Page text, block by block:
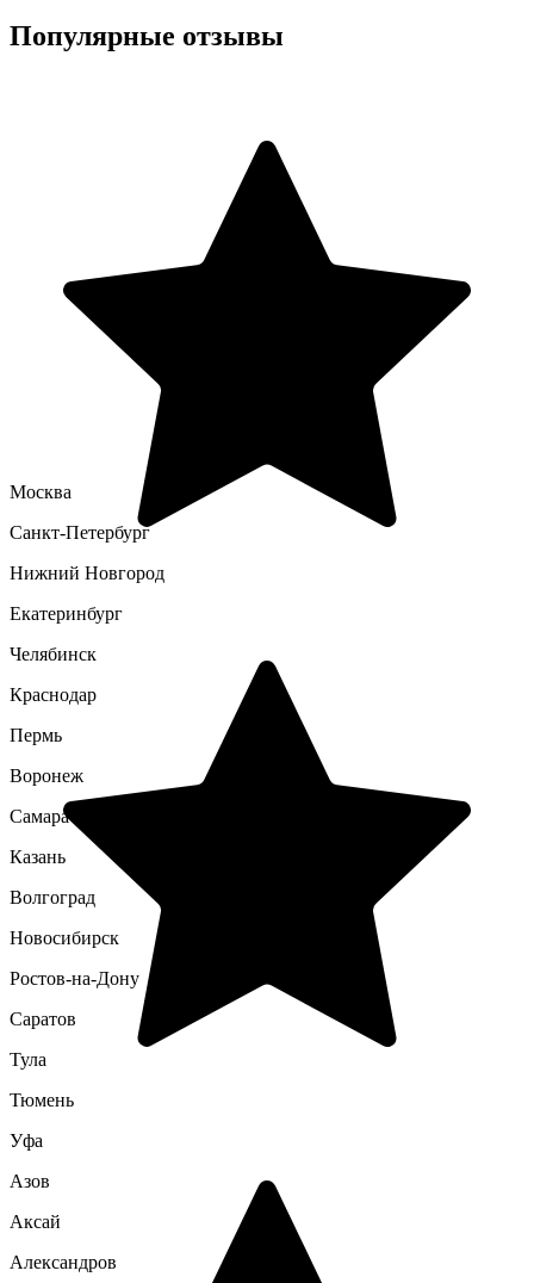
Популярные отзывы
Москва
Санкт-Петербург
Нижний Новгород
Екатеринбург
Челябинск
Краснодар
Пермь
Воронеж
Самара
Казань
Волгоград
Новосибирск
Ростов-на-Дону
Саратов
Тула
Тюмень
Уфа
Азов
Аксай
Александров